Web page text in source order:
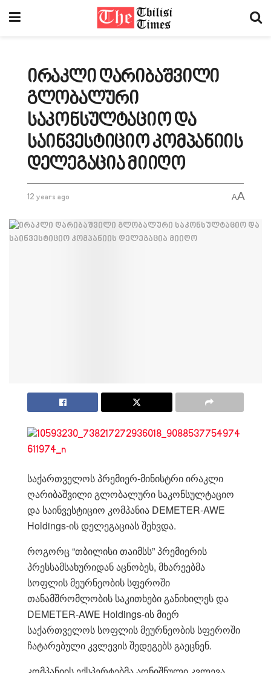
ირაკლი ღარიბაშვილი
გლობალური
საკონსულტაციო და
საინვესტიციო კომპანიის
დელეგაცია მიიღო
12 years ago AA
საქართველოს პრემიერ-მინისტრი ირაკლი
ღარიბაშვილი გლობალური საკონსულტაციო
და საინვესტიციო კომპანია DEMETER-AWE
Holdings-ის დელეგაციას შეხვდა.
როგორც “თბილისი თაიმსს” პრემიერის
პრესსამსახურიდან აცნობეს, მხარეებმა
სოფლის მეურნეობის სფეროში
თანამშრომლობის საკითხები განიხილეს და
DEMETER-AWE Holdings-ის მიერ
საქართველოს სოფლის მეურნეობის სფეროში
ჩატარებული კვლევის შედეგებს გაეცნენ.